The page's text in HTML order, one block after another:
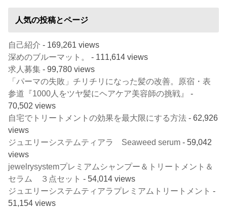
人気の投稿とページ
自己紹介 - 169,261 views
深めのブルーマット。
- 111,614 views
求人募集 - 99,780 views
「パーマの失敗」チリチリになった髪の改善。原宿・表
参道『1000人をツヤ髪にヘアケア美容師の挑戦』
-
70,502 views
自宅でトリートメントの効果を最大限にする方法 - 62,926
views
ジュエリーシステムティアラ Seaweed serum - 59,042
views
jewelrysystemプレミアムシャンプー＆トリートメント＆
セラム ３点セット - 54,014 views
ジュエリーシステムティアラプレミアムトリートメント -
51,154 views